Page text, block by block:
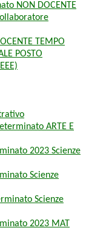
NON DOCENTE
TEMPO
POSTO
ARTE E
2023 Scienze
Scienze
Scienze
2023 MAT